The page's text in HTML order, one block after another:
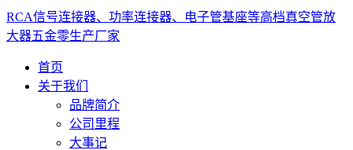
RCA信号连接器、功率连接器、电子管基座等高档真空管放
大器五金零生产厂家
首页
关于我们
品牌简介
公司里程
大事记